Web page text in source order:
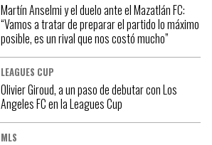
Martín Anselmi y el duelo ante el Mazatlán FC:
“Vamos a tratar de preparar el partido lo máximo
posible, es un rival que nos costó mucho”
LEAGUES CUP
Olivier Giroud, a un paso de debutar con Los
Angeles FC en la Leagues Cup
MLS